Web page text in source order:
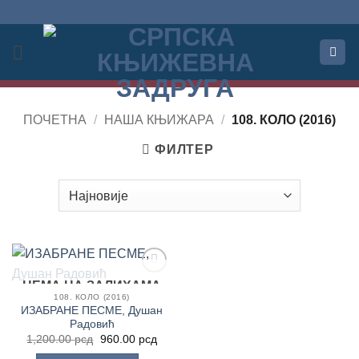
садржај
ПОЧЕТНА / НАША КЊИЖАРА / 108. КОЛО (2016)
ФИЛТЕР
Додај
Листу
жеља
НЕМА НА ЗАЛИХАМА
108. КОЛО (2016)
ИЗАБРАНЕ ПЕСМЕ, Душан
Радовић
1,200.00рсд Оригинална
960.00 рсдТренутна
цена